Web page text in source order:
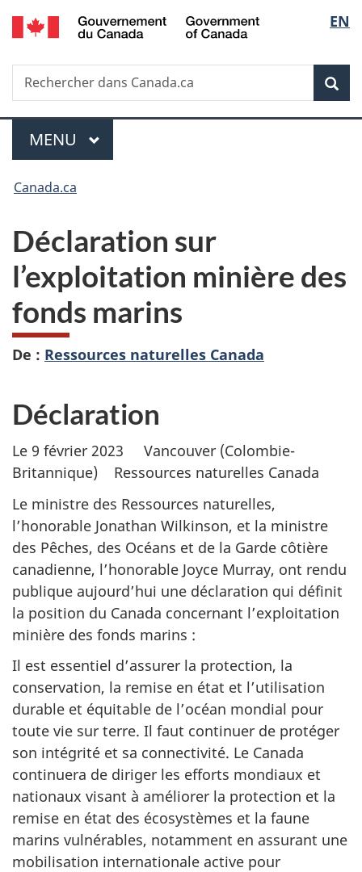
Passer
au
principal
Passer
à
Au
du
Passer
à
version
simplifiée
de
la
EN
Recherche
Rechercher
dans
Menu
MENU PRINCIPAL
Vous
ici :
Canada.ca
Déclaration sur
l’exploitation minière des
fonds marins
De : Ressources naturelles Canada
Déclaration
Le 9 février 2023 Vancouver (Colombie-
Britannique) Ressources naturelles Canada
Le ministre des Ressources naturelles,
l’honorable Jonathan Wilkinson, et la ministre
des Pêches, des Océans et de la Garde côtière
canadienne, l’honorable Joyce Murray, ont rendu
publique aujourd’hui une déclaration qui définit
la position du Canada concernant l’exploitation
minière des fonds marins :
Il est essentiel d’assurer la protection, la
conservation, la remise en état et l’utilisation
durable et équitable de l’océan mondial pour
toute vie sur terre. Il faut continuer de protéger
son intégrité et sa connectivité. Le Canada
continuera de diriger les efforts mondiaux et
nationaux visant à améliorer la protection et la
remise en état des écosystèmes et la faune
marins vulnérables, notamment en assurant une
mobilisation internationale active pour